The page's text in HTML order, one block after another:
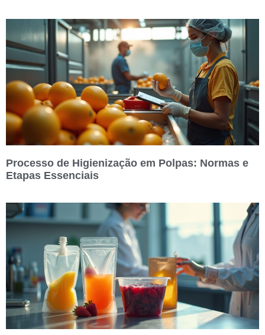
Processo de Higienização em Polpas: Normas e
Etapas Essenciais